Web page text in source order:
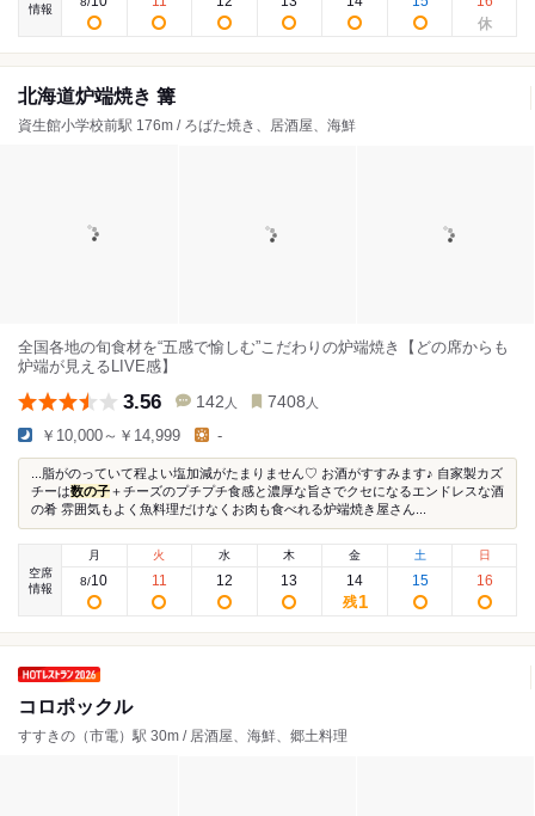
情報
北海道炉端焼き 篝
資生館小学校前駅 176m / ろばた焼き、居酒屋、海鮮
全国各地の旬食材を“五感で愉しむ”こだわりの炉端焼き【どの席からも
炉端が見えるLIVE感】
3.56 142 人 7408 人
￥10,000～￥14,999 -
...脂がのっていて程よい塩加減がたまりません♡ お酒がすすみます♪ 自家製カズ
チーは数の子＋チーズのプチプチ食感と濃厚な旨さでクセになるエンドレスな酒
の肴 雰囲気もよく魚料理だけなくお肉も食べれる炉端焼き屋さん...
空席
情報
月
8/10
火
11
水
12
木
13
金
14
残1
土
15
日
16
コロポックル
すすきの（市電）駅 30m / 居酒屋、海鮮、郷土料理